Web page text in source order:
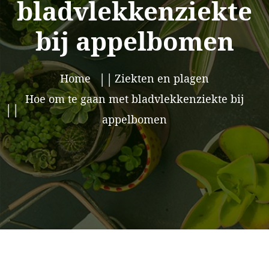
bladvlekkenziekte
bij appelbomen
Home
Ziekten en plagen
Hoe om te gaan met bladvlekkenziekte bij
appelbomen